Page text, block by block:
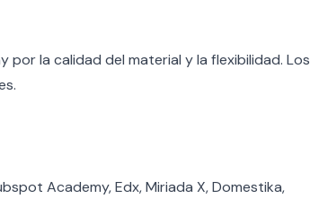
por la calidad del material y la flexibilidad. Los
Academy, Edx, Miriada X, Domestika,